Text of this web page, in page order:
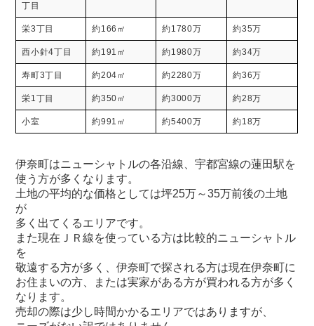
丁目
栄3丁目 約166㎡ 約1780万 約35万
西小針4丁目 約191㎡ 約1980万 約34万
寿町3丁目 約204㎡ 約2280万 約36万
栄1丁目 約350㎡ 約3000万 約28万
小室 約991㎡ 約5400万 約18万
伊奈町はニューシャトルの各沿線、宇都宮線の蓮田駅を
使う方が多くなります。
土地の平均的な価格としては坪25万～35万前後の土地
が
多く出てくるエリアです。
また現在ＪＲ線を使っている方は比較的ニューシャトル
を
敬遠する方が多く、伊奈町で探される方は現在伊奈町に
お住まいの方、または実家がある方が買われる方が多く
なります。
売却の際は少し時間かかるエリアではありますが、